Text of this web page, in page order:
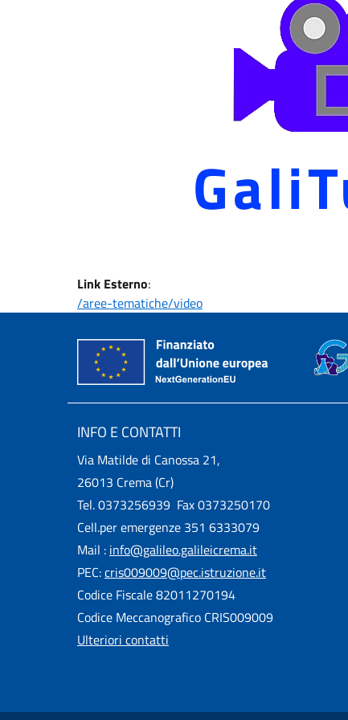
Link Esterno:
/aree-tematiche/video
INFO E CONTATTI
Via Matilde di Canossa 21,
26013 Crema (Cr)
Tel. 0373256939 Fax 0373250170
Cell.per emergenze 351 6333079
Mail : info@galileo.galileicrema.it
PEC:cris009009@pec.istruzione.it
Codice Fiscale 82011270194
Codice Meccanografico CRIS009009
Ulteriori contatti